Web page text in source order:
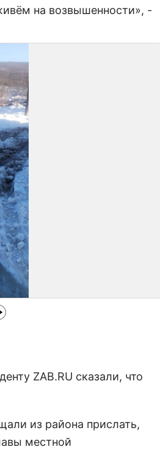
на возвышенности», -
ZAB.RU сказали, что
из района прислать,
местной